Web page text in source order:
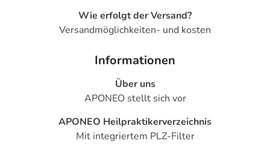
Wie erfolgt der Versand?
Versandmöglichkeiten- und kosten
Informationen
Über uns
APONEO stellt sich vor
APONEO Heilpraktikerverzeichnis
Mit integriertem PLZ-Filter